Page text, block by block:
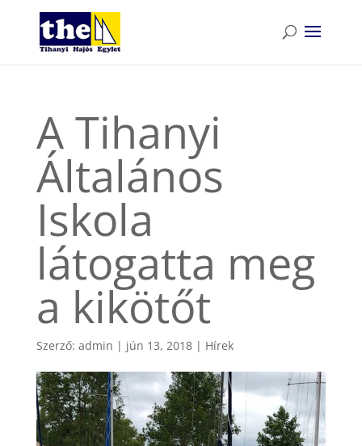
A Tihanyi
Általános
Iskola
látogatta meg
a kikötőt
Szerző: admin | jún 13, 2018| Hírek